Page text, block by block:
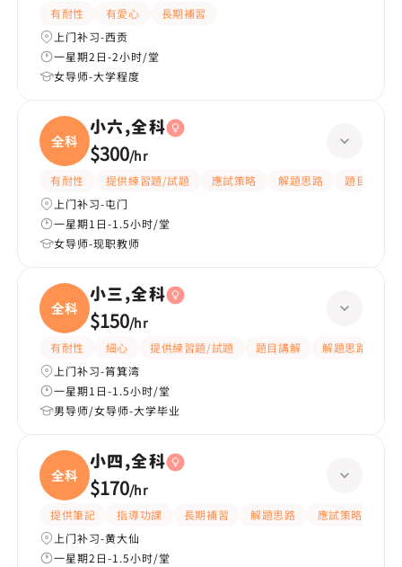
有耐性 有愛心
長期補習
上门补习-西贡
一星期2日-2小时/堂
女导师-大学程度
全科
小六,全科
$300/hr
有耐性 提供練習題/試題 應試策略 解題思路
題目講解
上门补习-屯门
一星期1日-1.5小时/堂
女导师-现职教师
全科
小三,全科
$150/hr
有耐性 細心 提供練習題/試題 題目講解
解題思路
上门补习-筲箕湾
一星期1日-1.5小时/堂
男导师/女导师-大学毕业
全科
小四,全科
$170/hr
提供筆記 指導功課 長期補習 解題思路 應試策略
上门补习-黄大仙
一星期2日-1.5小时/堂